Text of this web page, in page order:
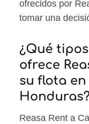
ofrecidos por
tomar una
¿Qué
ofrece
su flota en
Reasa Rent a